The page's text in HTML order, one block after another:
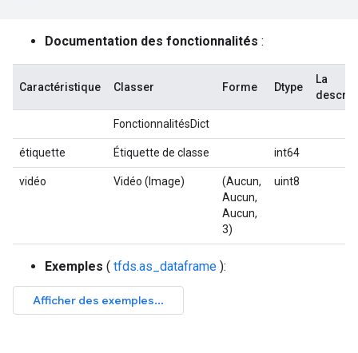
Documentation des fonctionnalités :
Caractéristique Classer Forme Dtype
La
FonctionnalitésDict
étiquette Étiquette de classe int64
vidéo Vidéo (Image)
(Aucun,
Aucun,
Aucun,
3)
uint8
Exemples ( tfds.as_dataframe ):